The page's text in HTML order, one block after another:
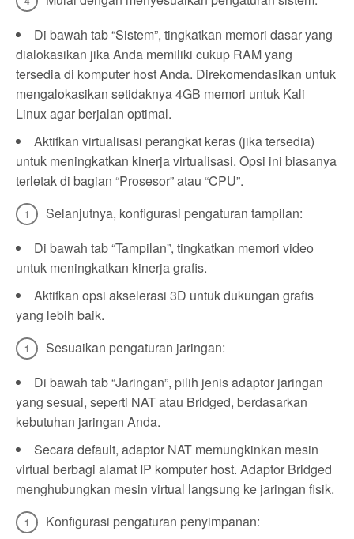
Di bawah tab “Sistem”, tingkatkan memori dasar yang
dialokasikan jika Anda memiliki cukup RAM yang
tersedia di komputer host Anda. Direkomendasikan untuk
mengalokasikan setidaknya 4GB memori untuk Kali
Linux agar berjalan optimal.
Aktifkan virtualisasi perangkat keras (jika tersedia)
untuk meningkatkan kinerja virtualisasi. Opsi ini biasanya
terletak di bagian “Prosesor” atau “CPU”.
Selanjutnya, konfigurasi pengaturan tampilan:
Di bawah tab “Tampilan”, tingkatkan memori video
untuk meningkatkan kinerja grafis.
Aktifkan opsi akselerasi 3D untuk dukungan grafis
yang lebih baik.
Sesuaikan pengaturan jaringan:
Di bawah tab “Jaringan”, pilih jenis adaptor jaringan
yang sesuai, seperti NAT atau Bridged, berdasarkan
kebutuhan jaringan Anda.
Secara default, adaptor NAT memungkinkan mesin
virtual berbagi alamat IP komputer host. Adaptor Bridged
menghubungkan mesin virtual langsung ke jaringan fisik.
Konfigurasi pengaturan penyimpanan: